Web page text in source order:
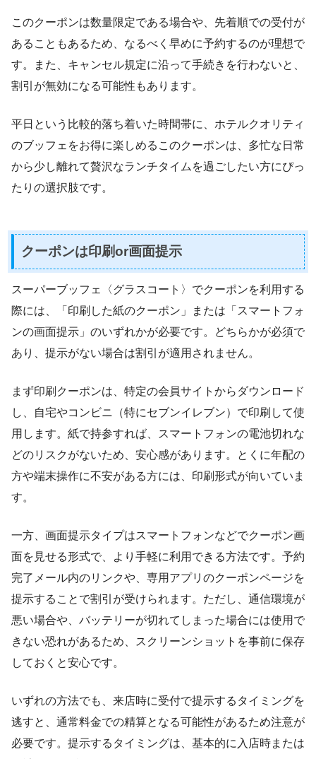
このクーポンは数量限定である場合や、先着順での受付が
あることもあるため、なるべく早めに予約するのが理想で
す。また、キャンセル規定に沿って手続きを行わないと、
割引が無効になる可能性もあります。
平日という比較的落ち着いた時間帯に、ホテルクオリティ
のブッフェをお得に楽しめるこのクーポンは、多忙な日常
から少し離れて贅沢なランチタイムを過ごしたい方にぴっ
たりの選択肢です。
クーポンは印刷or画面提示
スーパーブッフェ〈グラスコート〉でクーポンを利用する
際には、「印刷した紙のクーポン」または「スマートフォ
ンの画面提示」のいずれかが必要です。どちらかが必須で
あり、提示がない場合は割引が適用されません。
まず印刷クーポンは、特定の会員サイトからダウンロード
し、自宅やコンビニ（特にセブンイレブン）で印刷して使
用します。紙で持参すれば、スマートフォンの電池切れな
どのリスクがないため、安心感があります。とくに年配の
方や端末操作に不安がある方には、印刷形式が向いていま
す。
一方、画面提示タイプはスマートフォンなどでクーポン画
面を見せる形式で、より手軽に利用できる方法です。予約
完了メール内のリンクや、専用アプリのクーポンページを
提示することで割引が受けられます。ただし、通信環境が
悪い場合や、バッテリーが切れてしまった場合には使用で
きない恐れがあるため、スクリーンショットを事前に保存
しておくと安心です。
いずれの方法でも、来店時に受付で提示するタイミングを
逃すと、通常料金での精算となる可能性があるため注意が
必要です。提示するタイミングは、基本的に入店時または